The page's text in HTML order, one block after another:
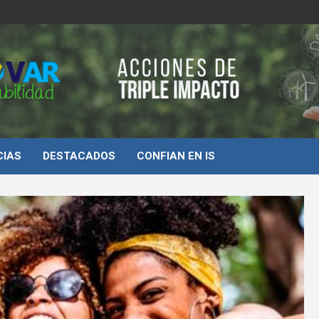
DESTACADOS CONFIAN EN IS